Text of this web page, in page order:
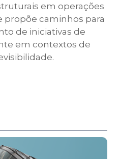
em operações
propõe caminhos para
de iniciativas de
em contextos de